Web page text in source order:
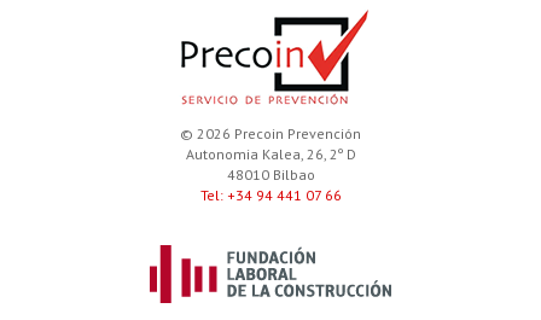
© 2026 Precoin Prevención
Autonomia Kalea, 26, 2º D
48010 Bilbao
Tel: +34 94 441 07 66